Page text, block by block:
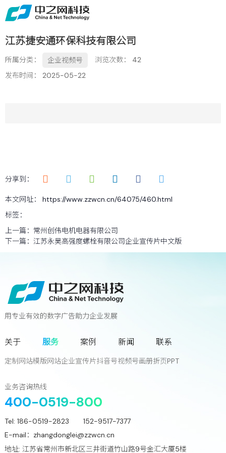
关于
服务
江苏捷安通环保科技有限公司
所属分类： 企业视频号 浏览次数： 42
发布时间： 2025-05-22
分享到：
本文网址： https://www.zzwcn.cn/64075/460.html
标签：
上一篇： 常州创伟电机电器有限公司
下一篇： 江苏永昊高强度螺栓有限公司企业宣传片中文版
只差一次对话!
用专业有效的数字广告助力企业发展
关于 服务 案例 新闻 联系
定制网站模版网站企业宣传片抖音号视频号画册折页PPT
业务咨询热线
400-0519-800
Tel: 186-0519-2823 152-9517-7377
E-mail： zhangdonglei@zzwcn.cn
地址: 江苏省常州市新北区三井街道竹山路9号金汇大厦5楼